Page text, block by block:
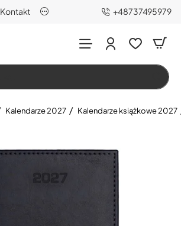
Kontakt +48737495979
Kalendarze 2027 Kalendarze książkowe 2027